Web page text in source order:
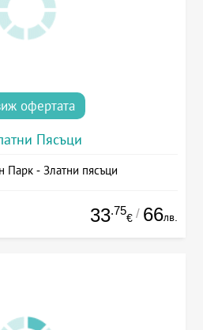
офертата
Пясъци
Парк - Златни пясъци
33.75
€ / 66лв.